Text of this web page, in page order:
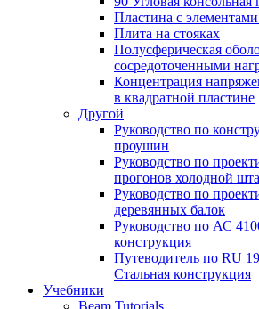
Пластина с
Плита на стояках
Полусферическая
сосредоточенными
Концентрация
в квадратной пластине
Другой
Руководство по
проушин
Руководство по
прогонов холодной
Руководство по
деревянных балок
Руководство по АС
конструкция
Путеводитель по RU
Стальная конструкция
Учебники